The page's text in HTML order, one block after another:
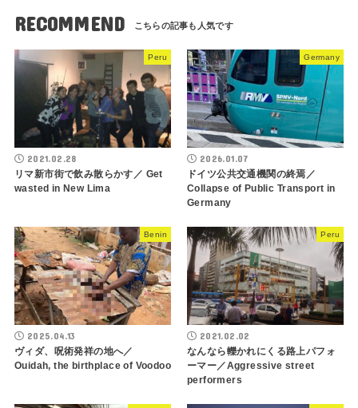
RECOMMEND
Peru
2021.02.28
リマ新市街で飲み散らかす／ Get
wasted in New Lima
Germany
2026.01.07
ドイツ公共交通機関の終焉／
Collapse of Public Transport in
Germany
Benin
2025.04.13
ヴィダ、呪術発祥の地へ／
Ouidah, the birthplace of Voodoo
Peru
2021.02.02
なんなら轢かれにくる路上パフォ
ーマー／Aggressive street
performers